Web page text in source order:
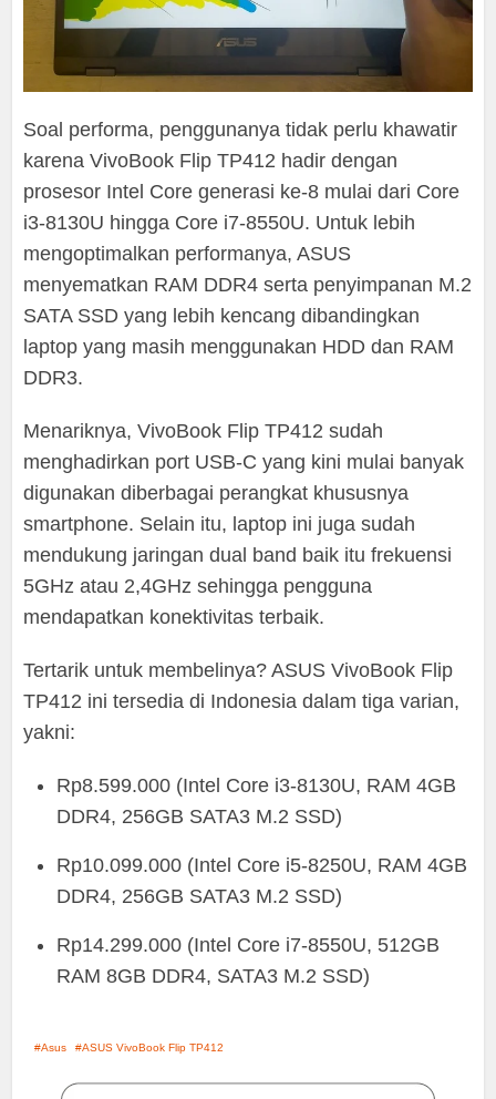
Soal performa, penggunanya tidak perlu khawatir
karena VivoBook Flip TP412 hadir dengan
prosesor Intel Core generasi ke-8 mulai dari Core
i3-8130U hingga Core i7-8550U. Untuk lebih
mengoptimalkan performanya, ASUS
menyematkan RAM DDR4 serta penyimpanan M.2
SATA SSD yang lebih kencang dibandingkan
laptop yang masih menggunakan HDD dan RAM
DDR3.
Menariknya, VivoBook Flip TP412 sudah
menghadirkan port USB-C yang kini mulai banyak
digunakan diberbagai perangkat khususnya
smartphone. Selain itu, laptop ini juga sudah
mendukung jaringan dual band baik itu frekuensi
5GHz atau 2,4GHz sehingga pengguna
mendapatkan konektivitas terbaik.
Tertarik untuk membelinya? ASUS VivoBook Flip
TP412 ini tersedia di Indonesia dalam tiga varian,
yakni:
Rp8.599.000 (Intel Core i3-8130U, RAM 4GB
DDR4, 256GB SATA3 M.2 SSD)
Rp10.099.000 (Intel Core i5-8250U, RAM 4GB
DDR4, 256GB SATA3 M.2 SSD)
Rp14.299.000 (Intel Core i7-8550U, 512GB
RAM 8GB DDR4, SATA3 M.2 SSD)
Asus ASUS VivoBook Flip TP412